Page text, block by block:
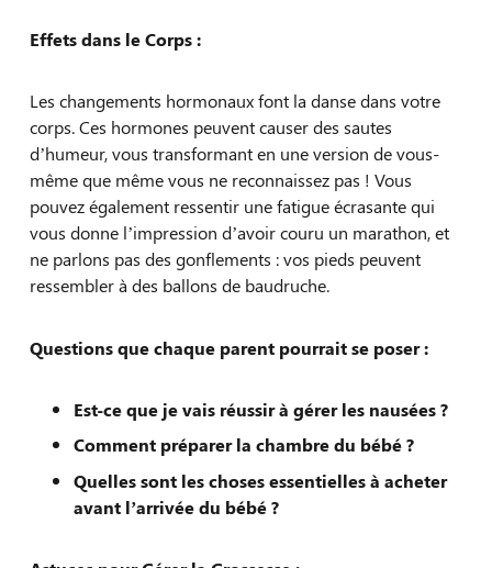
Effets dans le Corps :
Les changements hormonaux font la danse dans votre
corps. Ces hormones peuvent causer des sautes
d’humeur, vous transformant en une version de vous-
même que même vous ne reconnaissez pas ! Vous
pouvez également ressentir une fatigue écrasante qui
vous donne l’impression d’avoir couru un marathon, et
ne parlons pas des gonflements : vos pieds peuvent
ressembler à des ballons de baudruche.
Questions que chaque parent pourrait se poser :
Est-ce que je vais réussir à gérer les nausées ?
Comment préparer la chambre du bébé ?
Quelles sont les choses essentielles à acheter
avant l’arrivée du bébé ?